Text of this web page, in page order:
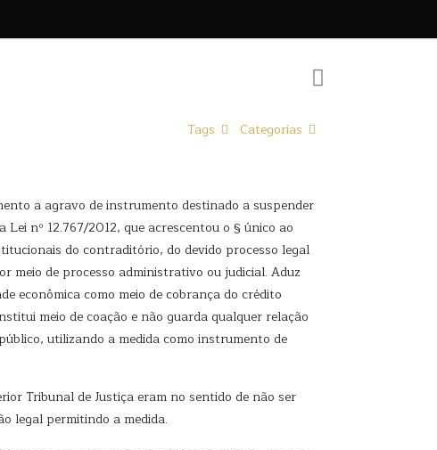
Categorias
Tags
a agravo de instrumento destinado a suspender
nº 12.767/2012, que acrescentou o § único ao
do contraditório, do devido processo legal
meio de processo administrativo ou judicial. Aduz
econômica como meio de cobrança do crédito
meio de coação e não guarda qualquer relação
utilizando a medida como instrumento de
Tribunal de Justiça eram no sentido de não ser
legal permitindo a medida.